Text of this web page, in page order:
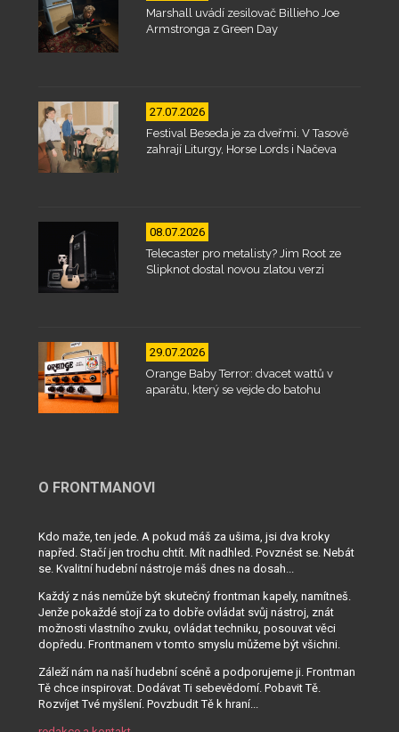
Marshall uvádí zesilovač Billieho Joe
Armstronga z Green Day
27.07.2026
Festival Beseda je za dveřmi. V Tasově
zahrají Liturgy, Horse Lords i Načeva
08.07.2026
Telecaster pro metalisty? Jim Root ze
Slipknot dostal novou zlatou verzi
29.07.2026
Orange Baby Terror: dvacet wattů v
aparátu, který se vejde do batohu
O FRONTMANOVI
Kdo maže, ten jede. A pokud máš za ušima, jsi dva kroky
napřed. Stačí jen trochu chtít. Mít nadhled. Povznést se. Nebát
se. Kvalitní hudební nástroje máš dnes na dosah...
Každý z nás nemůže být skutečný frontman kapely, namítneš.
Jenže pokaždé stojí za to dobře ovládat svůj nástroj, znát
možnosti vlastního zvuku, ovládat techniku, posouvat věci
dopředu. Frontmanem v tomto smyslu můžeme být všichni.
Záleží nám na naší hudební scéně a podporujeme ji. Frontman
Tě chce inspirovat. Dodávat Ti sebevědomí. Pobavit Tě.
Rozvíjet Tvé myšlení. Povzbudit Tě k hraní...